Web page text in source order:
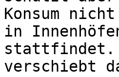
Konsum
in
stattfindet.
verschiebt